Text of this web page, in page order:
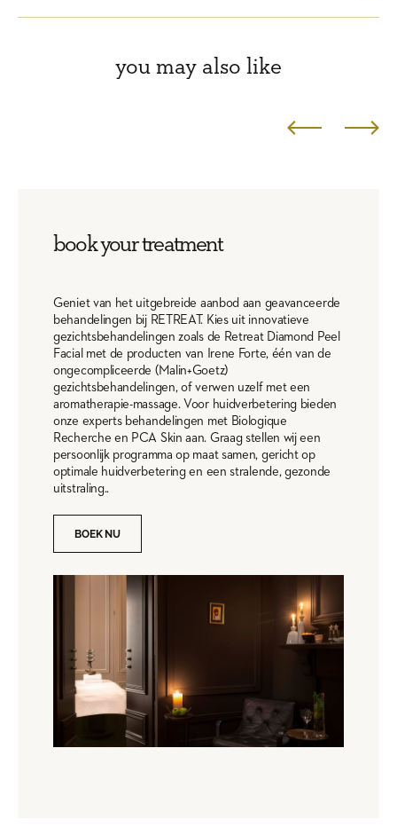
you may also like
book your treatment
Geniet van het uitgebreide aanbod aan geavanceerde
behandelingen bij RETREAT. Kies uit innovatieve
gezichtsbehandelingen zoals de Retreat Diamond Peel
Facial met de producten van Irene Forte, één van de
ongecompliceerde (Malin+Goetz)
gezichtsbehandelingen, of verwen uzelf met een
aromatherapie-massage. Voor huidverbetering bieden
onze experts behandelingen met Biologique
Recherche en PCA Skin aan. Graag stellen wij een
persoonlijk programma op maat samen, gericht op
optimale huidverbetering en een stralende, gezonde
uitstraling..
BOEK NU